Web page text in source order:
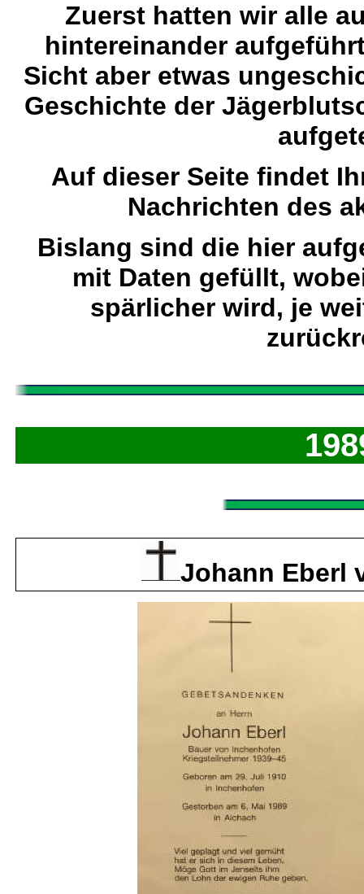
Zuerst hatten wir alle
hintereinander
Sicht aber etwas
Geschichte der
Auf dieser Seite findet
Nachrichten des
Bislang sind die hier
mit Daten gefüllt,
spärlicher wird, je
Johann Eberl